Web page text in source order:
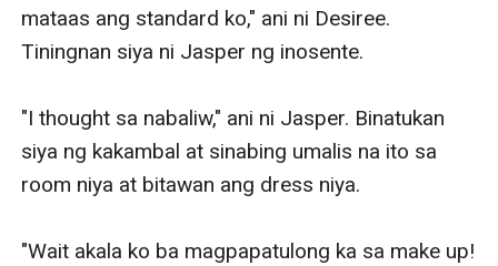
mataas ang standard ko," ani ni Desiree.
Tiningnan siya ni Jasper ng inosente.
"I thought sa nabaliw," ani ni Jasper. Binatukan
siya ng kakambal at sinabing umalis na ito sa
room niya at bitawan ang dress niya.
"Wait akala ko ba magpapatulong ka sa make up!